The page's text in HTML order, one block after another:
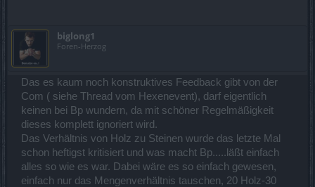
biglong1
Foren-Herzog
Das es kaum noch konstruktives Feedback gibt von der
Com ( siehe Thread vom Hexenevent), darf eigentlich
keinen bei Bp wundern, da mit schöner Regelmäßigkeit
dieses komplett ignoriert wird.
Das Verhältnis von Holz zu Steinen wurde das letzte Mal
schon heftigst kritisiert und was macht Bp.....läßt einfach
alles so wie es war. Dabei wäre es so einfach gewesen,
einfach nur das Mengenverhältnis tauschen, 20 Holz-30